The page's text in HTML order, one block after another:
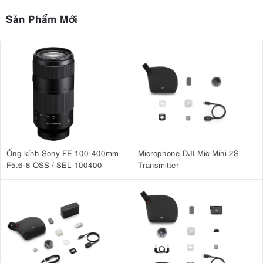
3.2. Khẩu độ lớn: khả năng sáng tạo tối đa
khẩu độ tối đa f/1.4
mang lại hiệu suất chụp ảnh thiếu
sáng tuyệt vời và cho phép bạn kiểm soát độ sâu trường ảnh một
cách sáng tạo. Điều này đặc biệt hữu ích cho chụp ảnh đêm và chụp
ảnh thiên văn, nơi độ sáng là yếu tố thiết yếu.
Chín lá khẩu tròn
ra hiệu ứng bokeh mềm mại, tự nhiên, giúp tách chủ thể khỏi nền
Sản Phẩm Mới
Ống kính Sony FE 100-400mm
F5.6-8 OSS / SEL 100400
Microphone DJI Mic Mini 2S
Transmitter